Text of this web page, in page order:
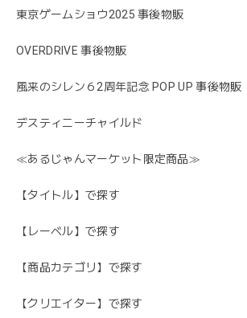
東京ゲームショウ2025 事後物販
OVERDRIVE 事後物販
風来のシレン６2周年記念 POP UP 事後物販
デスティニーチャイルド
≪あるじゃんマーケット限定商品≫
【タイトル】で探す
【レーベル】で探す
【商品カテゴリ】で探す
【クリエイター】で探す